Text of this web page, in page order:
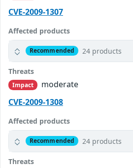
CVE-2009-1307
Affected products
Recommended 24 products
Threats
Impact
moderate
CVE-2009-1308
Affected products
Recommended 24 products
Threats